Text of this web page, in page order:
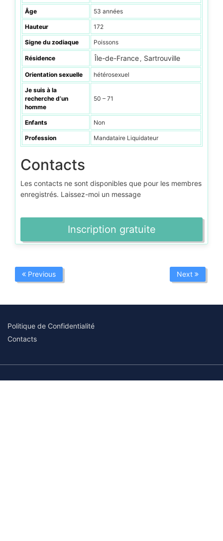
Âge 53 années
Hauteur 172
Signe du zodiaque Poissons
Résidence Île-de-France , Sartrouville
Orientation sexuelle hétérosexuel
Je suis à la
recherche d’un
homme
50 – 71
Enfants Non
Profession Mandataire Liquidateur
Contacts
Les contacts ne sont disponibles que pour les membres
enregistrés. Laissez-moi un message
Inscription gratuite
Previous Next
Politique de Confidentialité
Contacts